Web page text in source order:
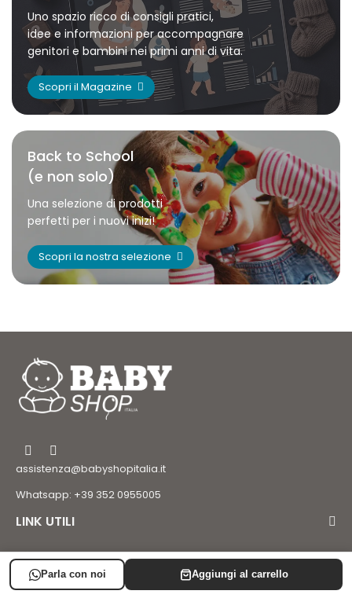
Uno spazio ricco di consigli pratici,
idee e informazioni per accompagnare
genitori e bambini nei primi anni di vita.
Scopri il Magazine
Back to School
(e non solo)
Una selezione di prodotti
perfetti per i nuovi inizi!
Scopri la nostra selezione
assistenza@babyshopitalia.it
Whatsapp: +39 352 0955005
LINK UTILI
LISTA NASCITA